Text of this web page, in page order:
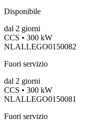
Disponibile
dal 2 giorni
CCS • 300 kW
NLALLEGO0150082
Fuori servizio
dal 2 giorni
CCS • 300 kW
NLALLEGO0150081
Fuori servizio